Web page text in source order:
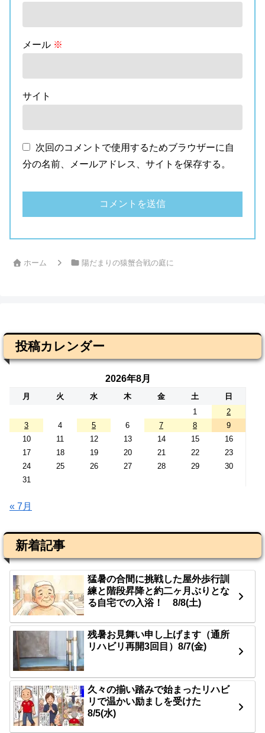
メール ※
サイト
次回のコメントで使用するためブラウザーに自
分の名前、メールアドレス、サイトを保存する。
ホーム 陽だまりの猿蟹合戦の庭に
投稿カレンダー
2026年8月
月 火 水 木 金 土
日
1
2
3
4 5 6 7 8
9
10
11 12 13 14 15
16
17
18 19 20 21 22
23
24
25 26 27 28 29
30
31
« 7月
新着記事
猛暑の合間に挑戦した屋外歩行訓
練と階段昇降と約二ヶ月ぶりとな
る自宅での入浴！ 8/8(土)
残暑お見舞い申し上げます（通所
リハビリ再開3回目）8/7(金)
久々の揃い踏みで始まったリハビ
リで温かい励ましを受けた
8/5(水)